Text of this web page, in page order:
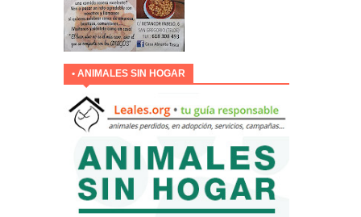
• ANIMALES SIN HOGAR